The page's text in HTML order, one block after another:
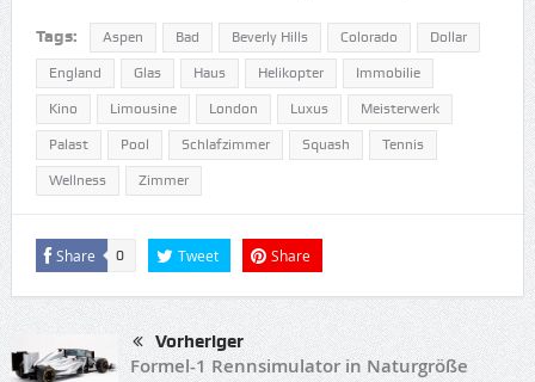
Tags: Aspen Bad Beverly Hills Colorado Dollar
England Glas Haus Helikopter Immobilie
Kino Limousine London Luxus Meisterwerk
Palast Pool Schlafzimmer Squash Tennis
Wellness Zimmer
Share 0 Tweet Share
Vorheriger
Formel-1 Rennsimulator in Naturgröße